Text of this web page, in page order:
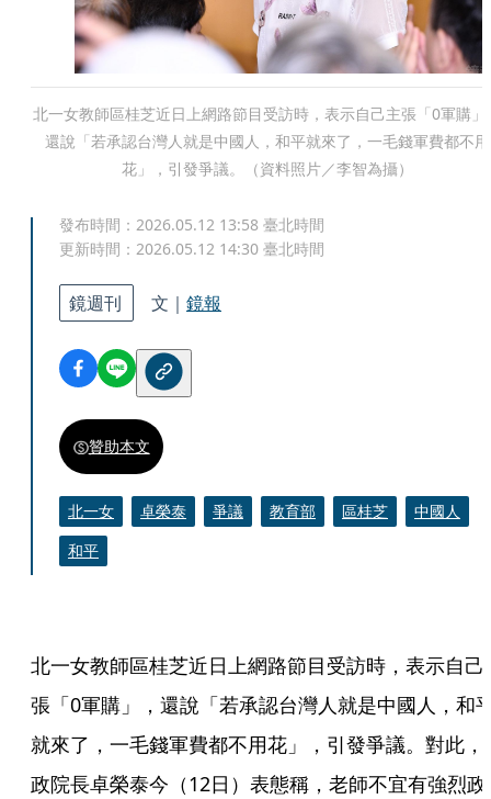
北一女教師區桂芝近日上網路節目受訪時，表示自己主張「0軍購」
還說「若承認台灣人就是中國人，和平就來了，一毛錢軍費都不用
花」，引發爭議。（資料照片／李智為攝）
發布時間： 2026.05.12 13:58 臺北時間
更新時間： 2026.05.12 14:30 臺北時間
鏡週刊 文｜ 鏡報
贊助本文
北一女 卓榮泰 爭議 教育部 區桂芝
中國人
和平
北一女教師區桂芝近日上網路節目受訪時，表示自己
張「0軍購」，還說「若承認台灣人就是中國人，和
就來了，一毛錢軍費都不用花」，引發爭議。對此，
政院長卓榮泰今（12日）表態稱，老師不宜有強烈政